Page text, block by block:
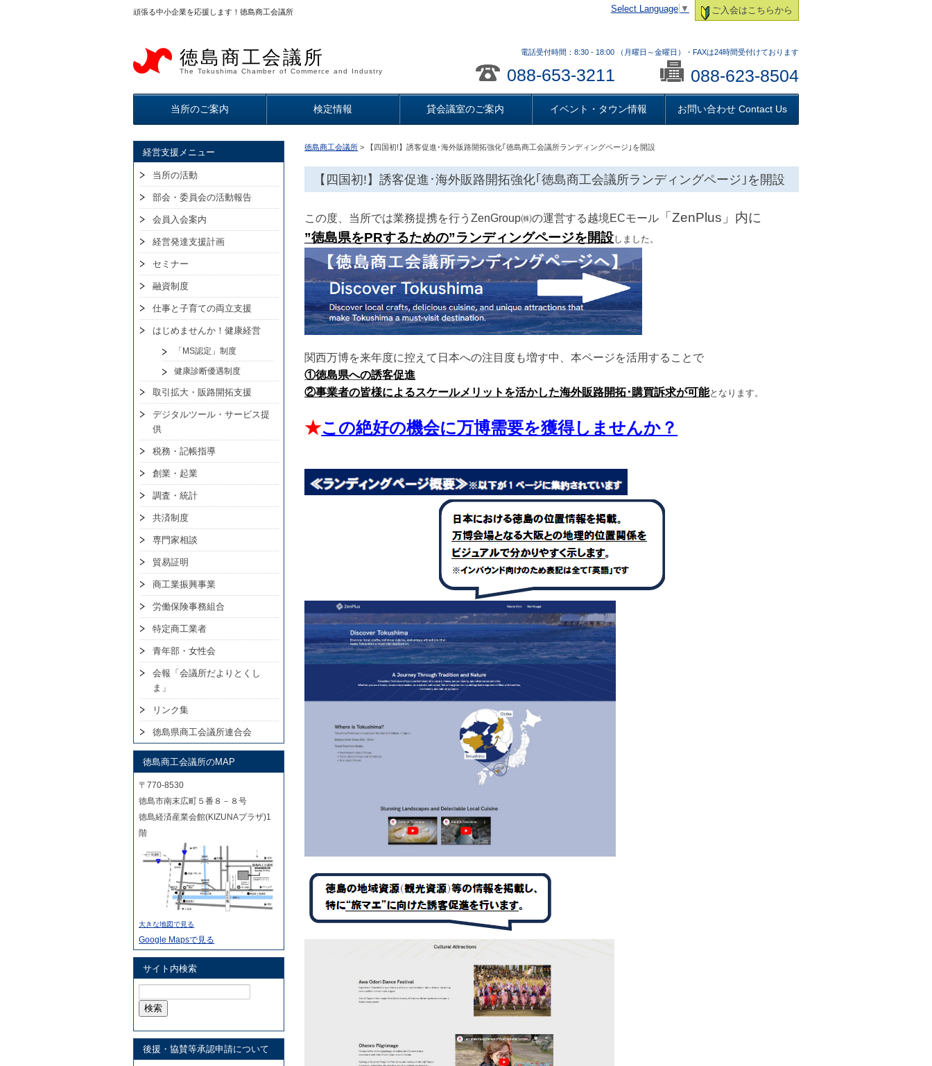
頑張る中小企業を応援します！徳島商工会議所 ご入会はこちらから
Select Language ▼
徳島商工会議所
The Tokushima Chamber of Commerce and Industry
電話受付時間：8:30 - 18:00 （月曜日～金曜日）・FAXは24時間受付けております
088-653-3211 088-623-8504
当所のご案内 検定情報 貸会議室のご案内 イベント・タウン情報 お問い合わせ Contact Us
徳島商工会議所 > 【四国初!】誘客促進･海外販路開拓強化｢徳島商工会議所ランディングページ｣を開設
【四国初!】誘客促進･海外販路開拓強化｢徳島商工会議所ランディングページ｣を開設
この度、当所では業務提携を行うZenGroup㈱の運営する越境ECモール
「ZenPlus」内に
”徳島県をPRするための”ランディングページを開設しました。
関西万博を来年度に控えて日本への注目度も増す中、本ページを活用することで
①徳島県への誘客促進
②事業者の皆様によるスケールメリットを活かした海外販路開拓･購買訴求が可能となります。
★この絶好の機会に万博需要を獲得しませんか？
経営支援メニュー
当所の活動
部会・委員会の活動報告
会員入会案内
経営発達支援計画
セミナー
融資制度
仕事と子育ての両立支援
はじめませんか！健康経営
「MS認定」制度
健康診断優遇制度
取引拡大・販路開拓支援
デジタルツール・サービス提
供
税務・記帳指導
創業・起業
調査・統計
共済制度
専門家相談
貿易証明
商工業振興事業
労働保険事務組合
特定商工業者
青年部・女性会
会報「会議所だよりとくし
ま」
リンク集
徳島県商工会議所連合会
徳島商工会議所のMAP
〒770-8530
徳島市南末広町５番８－８号
徳島経済産業会館(KIZUNAプラザ)1
階
大きな地図で見る
Google Mapsで見る
サイト内検索
索:
後援・協賛等承認申請について